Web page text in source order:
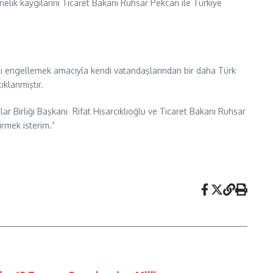
kaygılarını Ticaret Bakanı Ruhsar Pekcan ile Türkiye
engellemek amacıyla kendi vatandaşlarından bir daha Türk
Birliği Başkanı Rifat Hisarcıklıoğlu ve Ticaret Bakanı Ruhsar
isterim.”